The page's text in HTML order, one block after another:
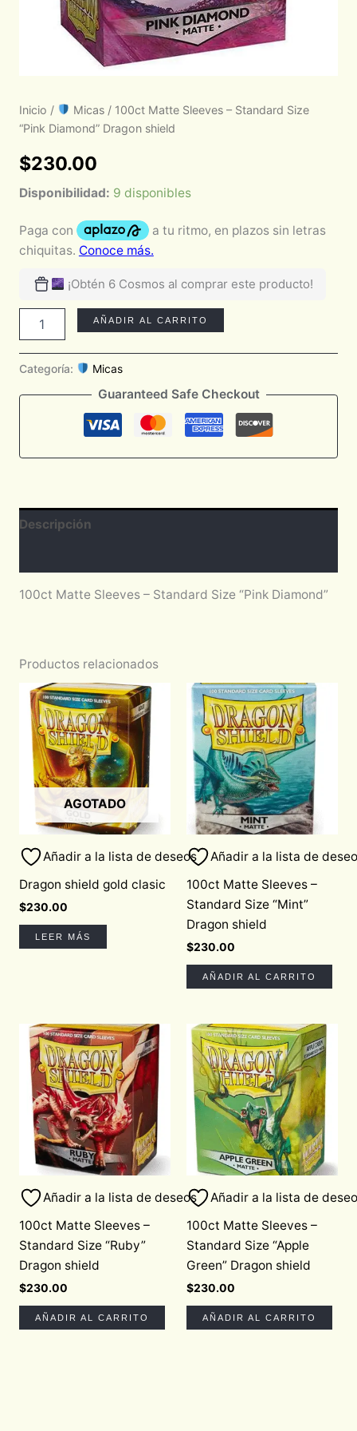
Inicio / Micas / 100ct Matte Sleeves – Standard Size
“Pink Diamond” Dragon shield
$230.00
Disponibilidad: 9 disponibles
¡Obtén 6 Cosmos al comprar este producto!
AÑADIR AL CARRITO
Categoría: Micas
Guaranteed Safe Checkout
Descripción
100ct Matte Sleeves – Standard Size “Pink Diamond”
Productos relacionados
AGOTADO
Añadir a la lista de deseos
Dragon shield gold clasic
$230.00
LEER MÁS
Añadir a la lista de
100ct Matte Sleeves –
Standard Size “Mint”
Dragon shield
$230.00
AÑADIR AL CARRITO
Añadir a la lista de deseos
100ct Matte Sleeves –
Standard Size “Ruby”
Dragon shield
$230.00
AÑADIR AL CARRITO
Añadir a la lista de
100ct Matte Sleeves –
Standard Size “Apple
Green” Dragon shield
$230.00
AÑADIR AL CARRITO